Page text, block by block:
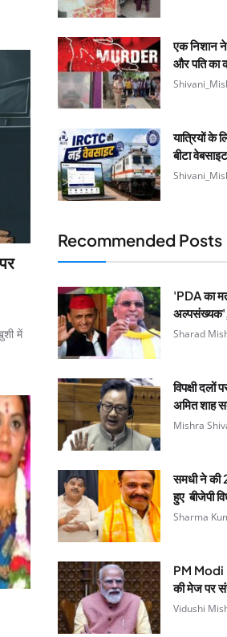
में
एक निशान
और पति का
यात्रियों के
बीटा
Recommended Posts
'PDA का
Sharad
विपक्षी
अमित शाह
Mishra
समधी ने की
हुए बीजेपी
Sharma
PM Modi
की मेज पर
Vidushi